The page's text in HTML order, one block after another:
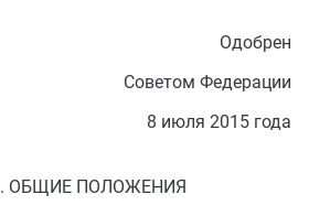
Одобрен
Советом Федерации
8 июля 2015 года
ОБЩИЕ ПОЛОЖЕНИЯ